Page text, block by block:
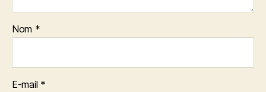
Nom *
E-mail *